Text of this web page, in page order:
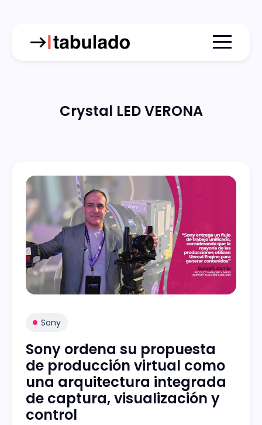
Menu
Crystal LED VERONA
Sony
Sony ordena su propuesta
de producción virtual como
una arquitectura integrada
de captura, visualización y
control